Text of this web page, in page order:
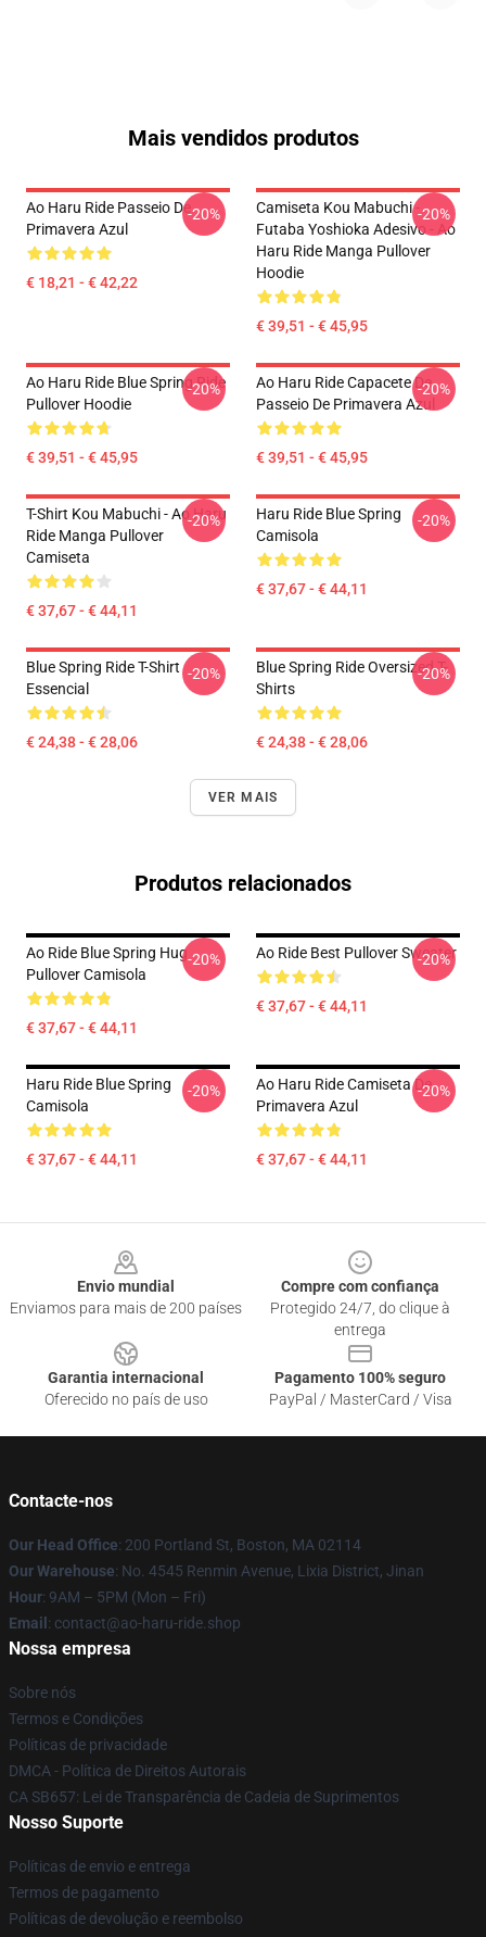
Mais vendidos produtos
Ao Haru Ride Passeio De
Primavera Azul
€ 18,21 - € 42,22
-20%
Camiseta Kou Mabuchi -
Futaba Yoshioka Adesivo - Ao
Haru Ride Manga Pullover
Hoodie
€ 39,51 - € 45,95
-20%
Ao Haru Ride Blue Spring Ride
Pullover Hoodie
€ 39,51 - € 45,95
-20%
Ao Haru Ride Capacete De
Passeio De Primavera Azul
€ 39,51 - € 45,95
-20%
T-Shirt Kou Mabuchi - Ao Haru
Ride Manga Pullover
Camiseta
€ 37,67 - € 44,11
-20%
Haru Ride Blue Spring
Camisola
€ 37,67 - € 44,11
-20%
Blue Spring Ride T-Shirt
Essencial
€ 24,38 - € 28,06
-20%
Blue Spring Ride Oversized T-
Shirts
€ 24,38 - € 28,06
-20%
VER MAIS
Produtos relacionados
Ao Ride Blue Spring Hug
Pullover Camisola
€ 37,67 - € 44,11
-20% Ao Ride Best Pullover Sweater
€ 37,67 - € 44,11
-20%
Haru Ride Blue Spring
Camisola
€ 37,67 - € 44,11
-20%
Ao Haru Ride Camiseta De
Primavera Azul
€ 37,67 - € 44,11
-20%
Envio mundial
Enviamos para mais de 200 países
Compre com confiança
Protegido 24/7, do clique à
entrega
Garantia internacional
Oferecido no país de uso
Pagamento 100% seguro
PayPal / MasterCard / Visa
Contacte-nos
Our Head Office: 200 Portland St, Boston, MA 02114
Our Warehouse: No. 4545 Renmin Avenue, Lixia District, Jinan
Hour: 9AM – 5PM (Mon – Fri)
Email : contact@ao-haru-ride.shop
Nossa empresa
Sobre nós
Termos e Condições
Políticas de privacidade
DMCA - Política de Direitos Autorais
CA SB657: Lei de Transparência de Cadeia de Suprimentos
Nosso Suporte
Políticas de envio e entrega
Termos de pagamento
Políticas de devolução e reembolso